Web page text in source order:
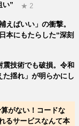
い”
★ 2
えばいい」の衝撃。
本にもたらした“深刻
震技術でも破損。令和
揺れ」が明らかにし
がない！コードな
るサービスなんて本